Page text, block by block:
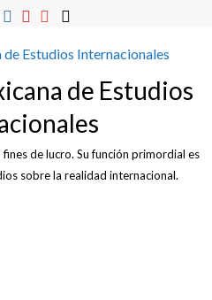
de Estudios
fines de lucro. Su función primordial es
sobre la realidad internacional.